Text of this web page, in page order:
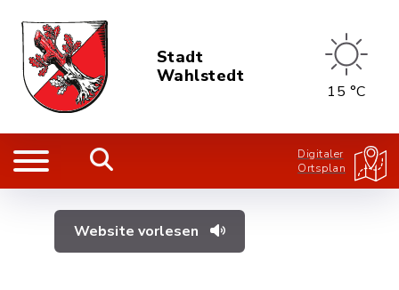
Stadt
Wahlstedt
15 °C
Digitaler
Ortsplan
Website vorlesen